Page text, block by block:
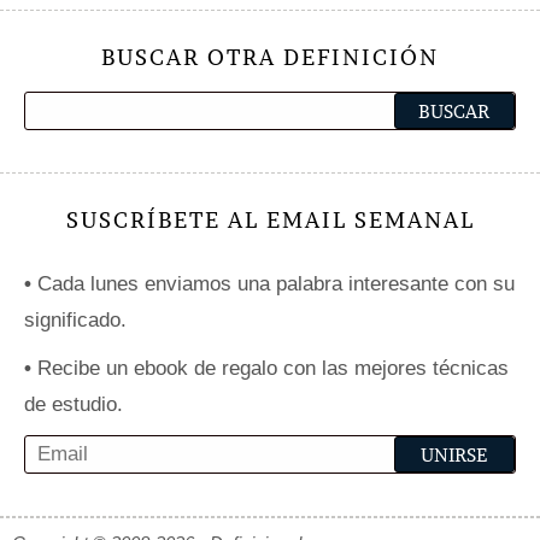
BUSCAR OTRA DEFINICIÓN
SUSCRÍBETE AL EMAIL SEMANAL
• Cada lunes enviamos una palabra interesante con su
significado.
• Recibe un ebook de regalo con las mejores técnicas
de estudio.